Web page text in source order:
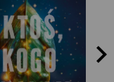
Paige Toon